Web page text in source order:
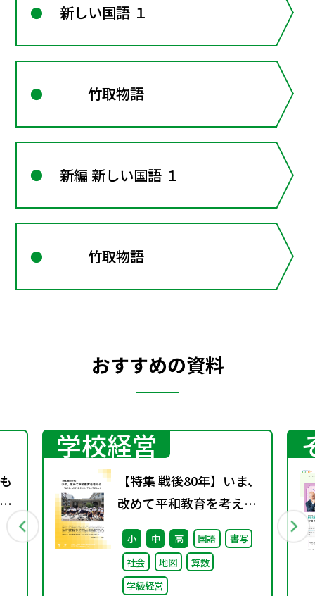
新しい国語 １
竹取物語
新編 新しい国語 １
竹取物語
おすすめの資料
学校経営
【特集 戦後80年】いま、
改めて平和教育を考え
る〜「あの日」を語り継
ぐ本川小学校の子どもた
ち〜
小 中 高 国語
書写
社会
地図
算数
学級経営